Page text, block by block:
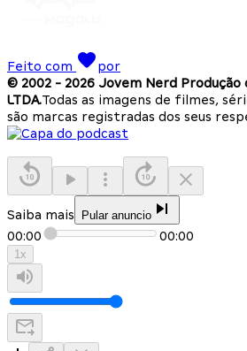
Feito com
por
© 2002 - 2026 Jovem Nerd Produção
LTDA.Todas as imagens de filmes,
são marcas registradas dos seus
Saiba mais Pular anuncio
00:00 00:00
1x